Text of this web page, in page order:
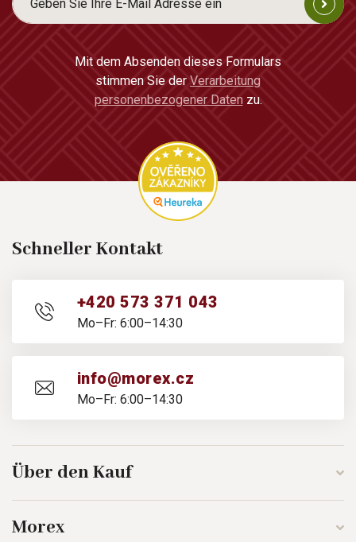
Mit dem Absenden dieses Formulars
stimmen Sie der Verarbeitung
personenbezogener Daten zu.
Schneller Kontakt
+420 573 371 043
Mo–Fr: 6:00–14:30
info@morex.cz
Mo–Fr: 6:00–14:30
Über den Kauf
Morex